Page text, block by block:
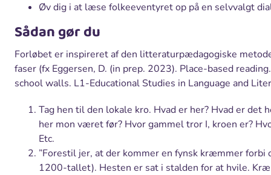
Øv dig i at læse folkeeventyret op på en selvvalgt
Sådan gør du
Forløbet er inspireret af den litteraturpædagogiske
faser (fx Eggersen, D. (in prep. 2023). Place-based
school walls. L1-Educational Studies in Language and
Tag hen til den lokale kro. Hvad er her? Hvad er det
her mon været før? Hvor gammel tror I, kroen er?
Etc.
”Forestil jer, at der kommer en fynsk kræmmer forbi
1200-tallet). Hesten er sat i stalden for at hvile.